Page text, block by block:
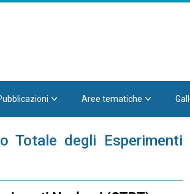
Aree tematiche
Totale degli Esperimenti